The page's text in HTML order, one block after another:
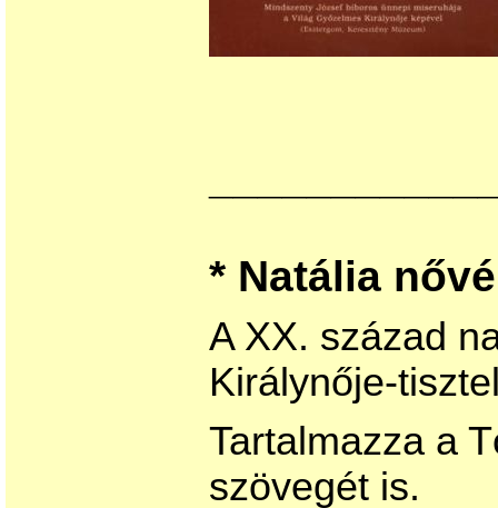
* Natália
A XX. század
Királynője-
Tartalmazza a
szövegét is.